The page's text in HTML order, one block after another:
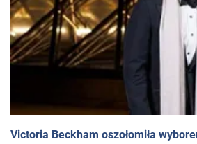
Victoria Beckham oszołomiła